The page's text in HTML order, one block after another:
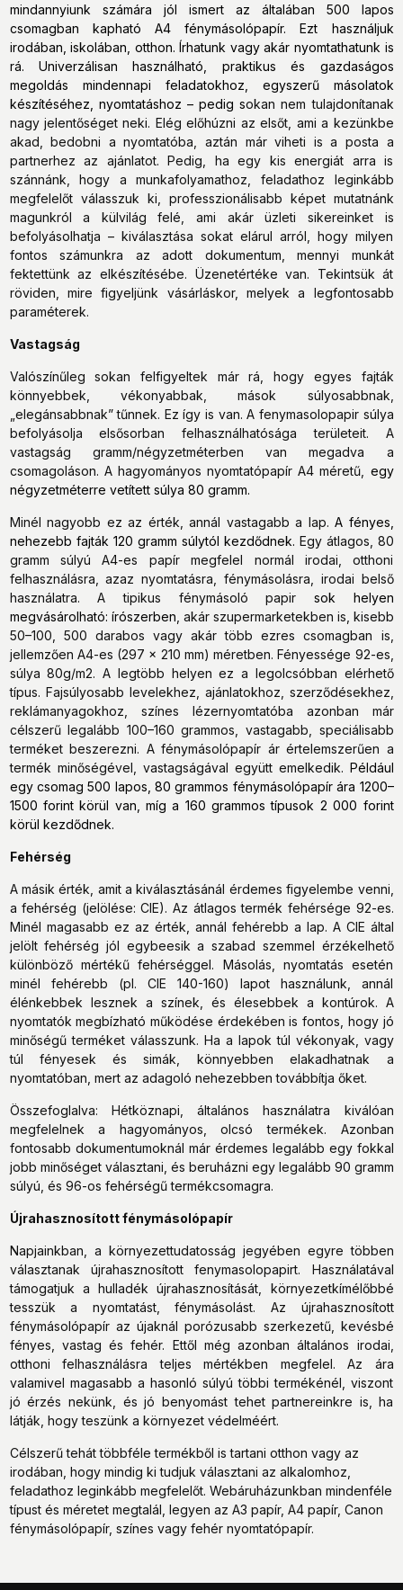
mindannyiunk számára jól ismert az általában 500 lapos
csomagban kapható A4 fénymásolópapír. Ezt használjuk
irodában, iskolában, otthon. Írhatunk vagy akár nyomtathatunk is
rá. Univerzálisan használható, praktikus és gazdaságos
megoldás mindennapi feladatokhoz, egyszerű másolatok
készítéséhez, nyomtatáshoz – pedig sokan nem tulajdonítanak
nagy jelentőséget neki. Elég előhúzni az elsőt, ami a kezünkbe
akad, bedobni a nyomtatóba, aztán már viheti is a posta a
partnerhez az ajánlatot. Pedig, ha egy kis energiát arra is
szánnánk, hogy a munkafolyamathoz, feladathoz leginkább
megfelelőt válasszuk ki, professzionálisabb képet mutatnánk
magunkról a külvilág felé, ami akár üzleti sikereinket is
befolyásolhatja – kiválasztása sokat elárul arról, hogy milyen
fontos számunkra az adott dokumentum, mennyi munkát
fektettünk az elkészítésébe. Üzenetértéke van. Tekintsük át
röviden, mire figyeljünk vásárláskor, melyek a legfontosabb
paraméterek.
Vastagság
Valószínűleg sokan felfigyeltek már rá, hogy egyes fajták
könnyebbek, vékonyabbak, mások súlyosabbnak,
„elegánsabbnak” tűnnek. Ez így is van. A fenymasolopapir súlya
befolyásolja elsősorban felhasználhatósága területeit. A
vastagság gramm/négyzetméterben van megadva a
csomagoláson. A hagyományos nyomtatópapír A4 méretű, egy
négyzetméterre vetített súlya 80 gramm.
Minél nagyobb ez az érték, annál vastagabb a lap. A fényes,
nehezebb fajták 120 gramm súlytól kezdődnek. Egy átlagos, 80
gramm súlyú A4-es papír megfelel normál irodai, otthoni
felhasználásra, azaz nyomtatásra, fénymásolásra, irodai belső
használatra. A tipikus fénymásoló papir sok helyen
megvásárolható: írószerben , akár szupermarketekben is, kisebb
50–100, 500 darabos vagy akár több ezres csomagban is,
jellemzően A4-es (297 x 210 mm) méretben. Fényessége 92-es,
súlya 80g/m2. A legtöbb helyen ez a legolcsóbban elérhető
típus. Fajsúlyosabb levelekhez, ajánlatokhoz, szerződésekhez,
reklámanyagokhoz, színes lézernyomtatóba azonban már
célszerű legalább 100–160 grammos, vastagabb, speciálisabb
terméket beszerezni. A fénymásolópapír ár értelemszerűen a
termék minőségével, vastagságával együtt emelkedik. Például
egy csomag 500 lapos, 80 grammos fénymásolópapír ára 1200–
1500 forint körül van, míg a 160 grammos típusok 2 000 forint
körül kezdődnek.
Fehérség
A másik érték, amit a kiválasztásánál érdemes figyelembe venni,
a fehérség (jelölése: CIE). Az átlagos termék fehérsége 92-es.
Minél magasabb ez az érték, annál fehérebb a lap. A CIE által
jelölt fehérség jól egybeesik a szabad szemmel érzékelhető
különböző mértékű fehérséggel. Másolás, nyomtatás esetén
minél fehérebb (pl. CIE 140-160) lapot használunk, annál
élénkebbek lesznek a színek, és élesebbek a kontúrok. A
nyomtatók megbízható működése érdekében is fontos, hogy jó
minőségű terméket válasszunk. Ha a lapok túl vékonyak, vagy
túl fényesek és simák, könnyebben elakadhatnak a
nyomtatóban, mert az adagoló nehezebben továbbítja őket.
Összefoglalva: Hétköznapi, általános használatra kiválóan
megfelelnek a hagyományos, olcsó termékek. Azonban
fontosabb dokumentumoknál már érdemes legalább egy fokkal
jobb minőséget választani, és beruházni egy legalább 90 gramm
súlyú, és 96-os fehérségű termékcsomagra.
Újrahasznosított fénymásolópapír
Napjainkban, a környezettudatosság jegyében egyre többen
választanak újrahasznosított fenymasolopapirt. Használatával
támogatjuk a hulladék újrahasznosítását, környezetkímélőbbé
tesszük a nyomtatást, fénymásolást. Az újrahasznosított
fénymásolópapír az újaknál porózusabb szerkezetű, kevésbé
fényes, vastag és fehér. Ettől még azonban általános irodai,
otthoni felhasználásra teljes mértékben megfelel. Az ára
valamivel magasabb a hasonló súlyú többi termékénél, viszont
jó érzés nekünk, és jó benyomást tehet partnereinkre is, ha
látják, hogy teszünk a környezet védelméért.
Célszerű tehát többféle termékből is tartani otthon vagy az
irodában, hogy mindig ki tudjuk választani az alkalomhoz,
feladathoz leginkább megfelelőt. Webáruházunkban mindenféle
típust és méretet megtalál, legyen az A3 papír, A4 papír, Canon
fénymásolópapír, színes vagy fehér nyomtatópapír.